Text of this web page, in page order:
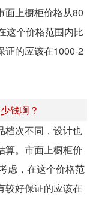
面上橱柜价格从80
这个价格范围内比
证的应该在1000-2
钱啊？
档次不同，设计也
算。市面上橱柜价
虑，在这个价格范
较好保证的应该在